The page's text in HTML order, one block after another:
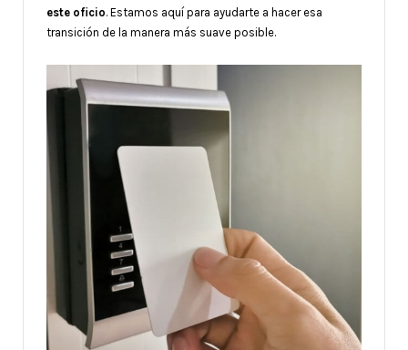
este oficio. Estamos aquí para ayudarte a hacer esa
transición de la manera más suave posible.